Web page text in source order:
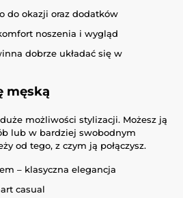
do okazji oraz dodatków
noszenia i wygląd
dobrze układać się w
męską
możliwości stylizacji. Możesz ją
lub w bardziej swobodnym
od tego, z czym ją połączysz.
– klasyczna elegancja
casual